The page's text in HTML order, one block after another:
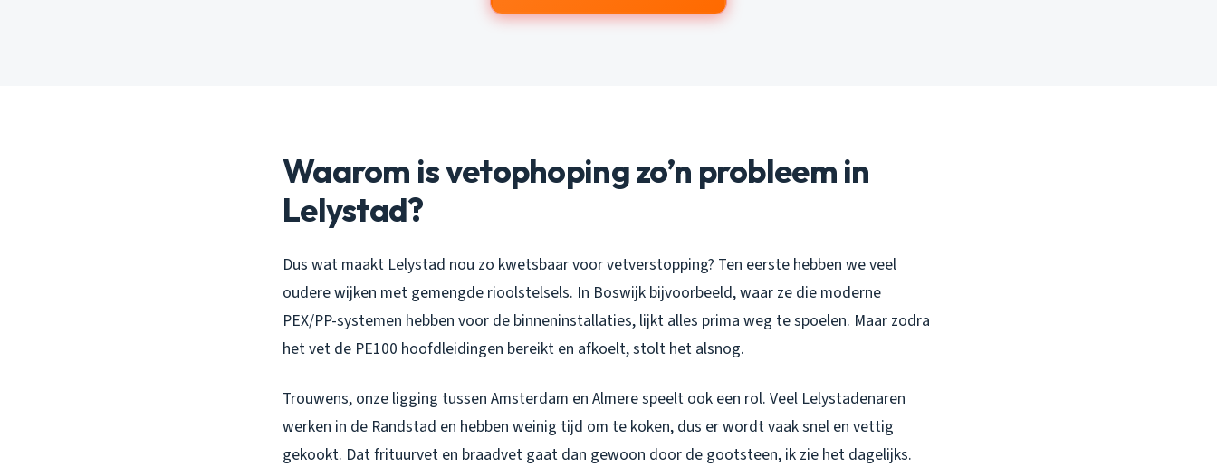
Waarom is vetophoping zo’n probleem in
Lelystad?
Dus wat maakt Lelystad nou zo kwetsbaar voor vetverstopping? Ten eerste hebben we veel
oudere wijken met gemengde rioolstelsels. In Boswijk bijvoorbeeld, waar ze die moderne
PEX/PP-systemen hebben voor de binneninstallaties, lijkt alles prima weg te spoelen. Maar zodra
het vet de PE100 hoofdleidingen bereikt en afkoelt, stolt het alsnog.
Trouwens, onze ligging tussen Amsterdam en Almere speelt ook een rol. Veel Lelystadenaren
werken in de Randstad en hebben weinig tijd om te koken, dus er wordt vaak snel en vettig
gekookt. Dat frituurvet en braadvet gaat dan gewoon door de gootsteen, ik zie het dagelijks.